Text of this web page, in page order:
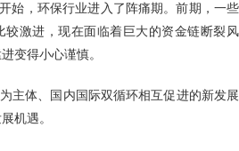
，环保行业进入了阵痛期。前期，一些
较激进，现在面临着巨大的资金链断裂风
变得小心谨慎。
体、国内国际双循环相互促进的新发展
机遇。